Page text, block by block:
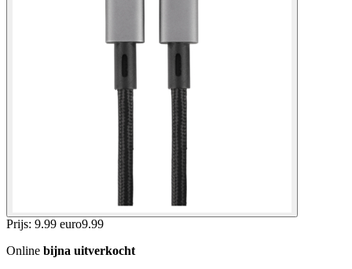
Prijs: 9.99 euro9.99
Online bijna uitverkocht